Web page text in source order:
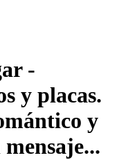
-
y placas.
y